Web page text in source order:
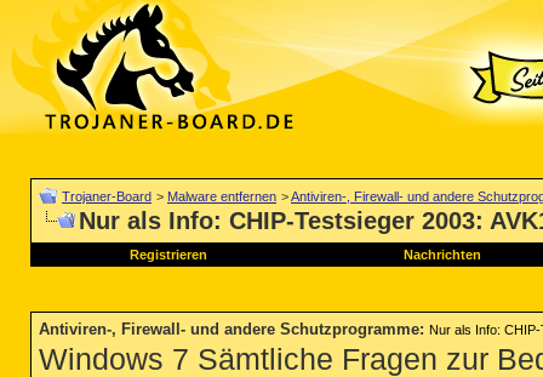
Trojaner-Board > Malware entfernen >Antiviren-, Firewall- und andere
Nur als Info: CHIP-Testsieger 2003:
Registrieren Nachrichten
Antiviren-, Firewall- und andere Schutzprogramme: Nur als Info:
Windows 7 Sämtliche Fragen zur